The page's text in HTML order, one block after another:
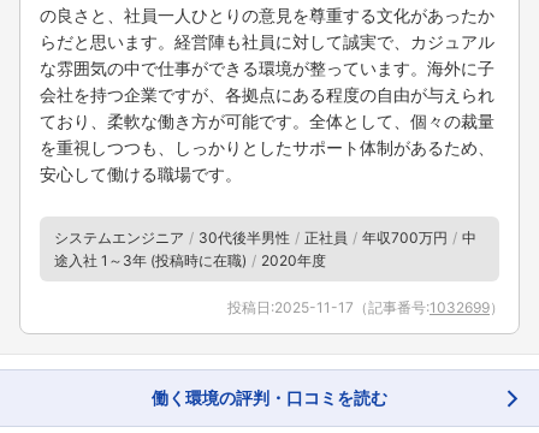
の良さと、社員一人ひとりの意見を尊重する文化があったか
らだと思います。経営陣も社員に対して誠実で、カジュアル
な雰囲気の中で仕事ができる環境が整っています。海外に子
会社を持つ企業ですが、各拠点にある程度の自由が与えられ
ており、柔軟な働き方が可能です。全体として、個々の裁量
を重視しつつも、しっかりとしたサポート体制があるため、
安心して働ける職場です。
システムエンジニア 30代後半男性 正社員 年収700万円
中
途入社 1～3年 (投稿時に在職)
2020年度
投稿日:2025-11-17 （記事番号:1032699）
働く環境の評判・口コミを読む